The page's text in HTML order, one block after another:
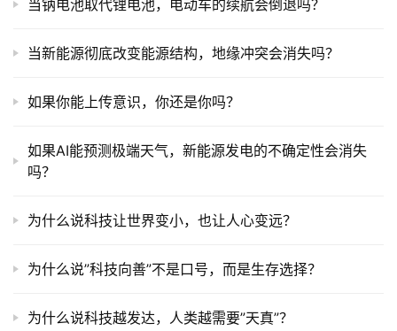
当钠电池取代锂电池，电动车的续航会倒退吗？
当新能源彻底改变能源结构，地缘冲突会消失吗？
如果你能上传意识，你还是你吗？
如果AI能预测极端天气，新能源发电的不确定性会消失
吗？
为什么说科技让世界变小，也让人心变远？
为什么说”科技向善”不是口号，而是生存选择？
为什么说科技越发达，人类越需要”天真”？